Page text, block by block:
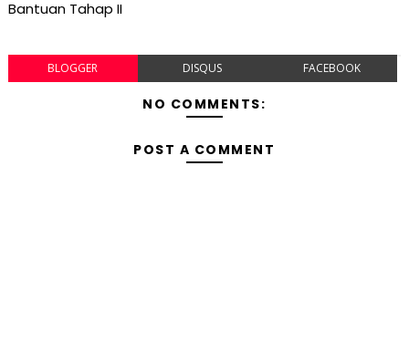
Bantuan Tahap II
BLOGGER DISQUS FACEBOOK
NO COMMENTS:
POST A COMMENT